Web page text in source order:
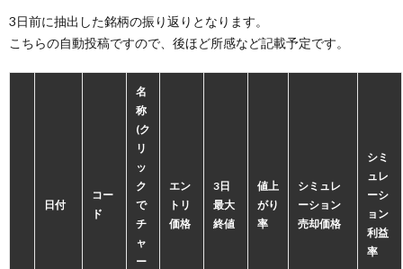
3日前に抽出した銘柄の振り返りとなります。
こちらの自動投稿ですので、後ほど所感など記載予定です。
日付
コー
ド
名
称
(ク
リ
ッ
ク
で
チ
ャ
ー
エン
トリ
価格
3日
最大
終値
値上
がり
率
シミュレ
ーション
売却価格
シミ
ュレ
ーシ
ョン
利益
率